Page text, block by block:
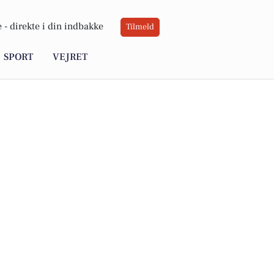
- direkte i din indbakke Tilmeld
SPORT VEJRET